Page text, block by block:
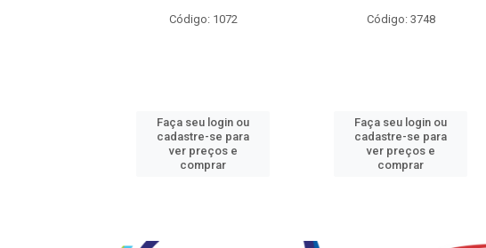
Código: 1072
Faça seu login ou
cadastre-se para
ver preços e
comprar
Código: 3748
Faça seu login ou
cadastre-se para
ver preços e
comprar